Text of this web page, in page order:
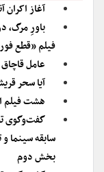
آغاز
باورِ مرگ،
فیلم «قطع
عامل
آیا سحر
هشت فیلم
گفت‌وگوی
سابقه سینما
بخش دوم